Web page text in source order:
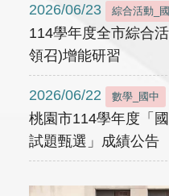
2026/06/23 綜合活動_
114學年度全市綜合
領召)增能研習
2026/06/22 數學_國中
桃園市114學年度「
試題甄選」成績公告